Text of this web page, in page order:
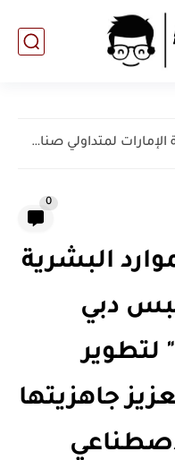
جاذبية الإمارات لمتداولي صناديق التحوط تبرز الدور الحيوي لشركة "رايتر...
0
البشرية
دبي
لتطوير
جاهزيتها